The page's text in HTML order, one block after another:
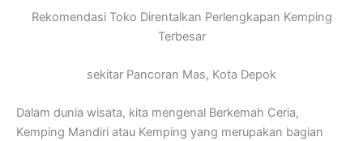
Rekomendasi Toko Direntalkan Perlengkapan Kemping
Terbesar
sekitar Pancoran Mas, Kota Depok
Dalam dunia wisata, kita mengenal Berkemah Ceria,
Kemping Mandiri atau Kemping yang merupakan bagian